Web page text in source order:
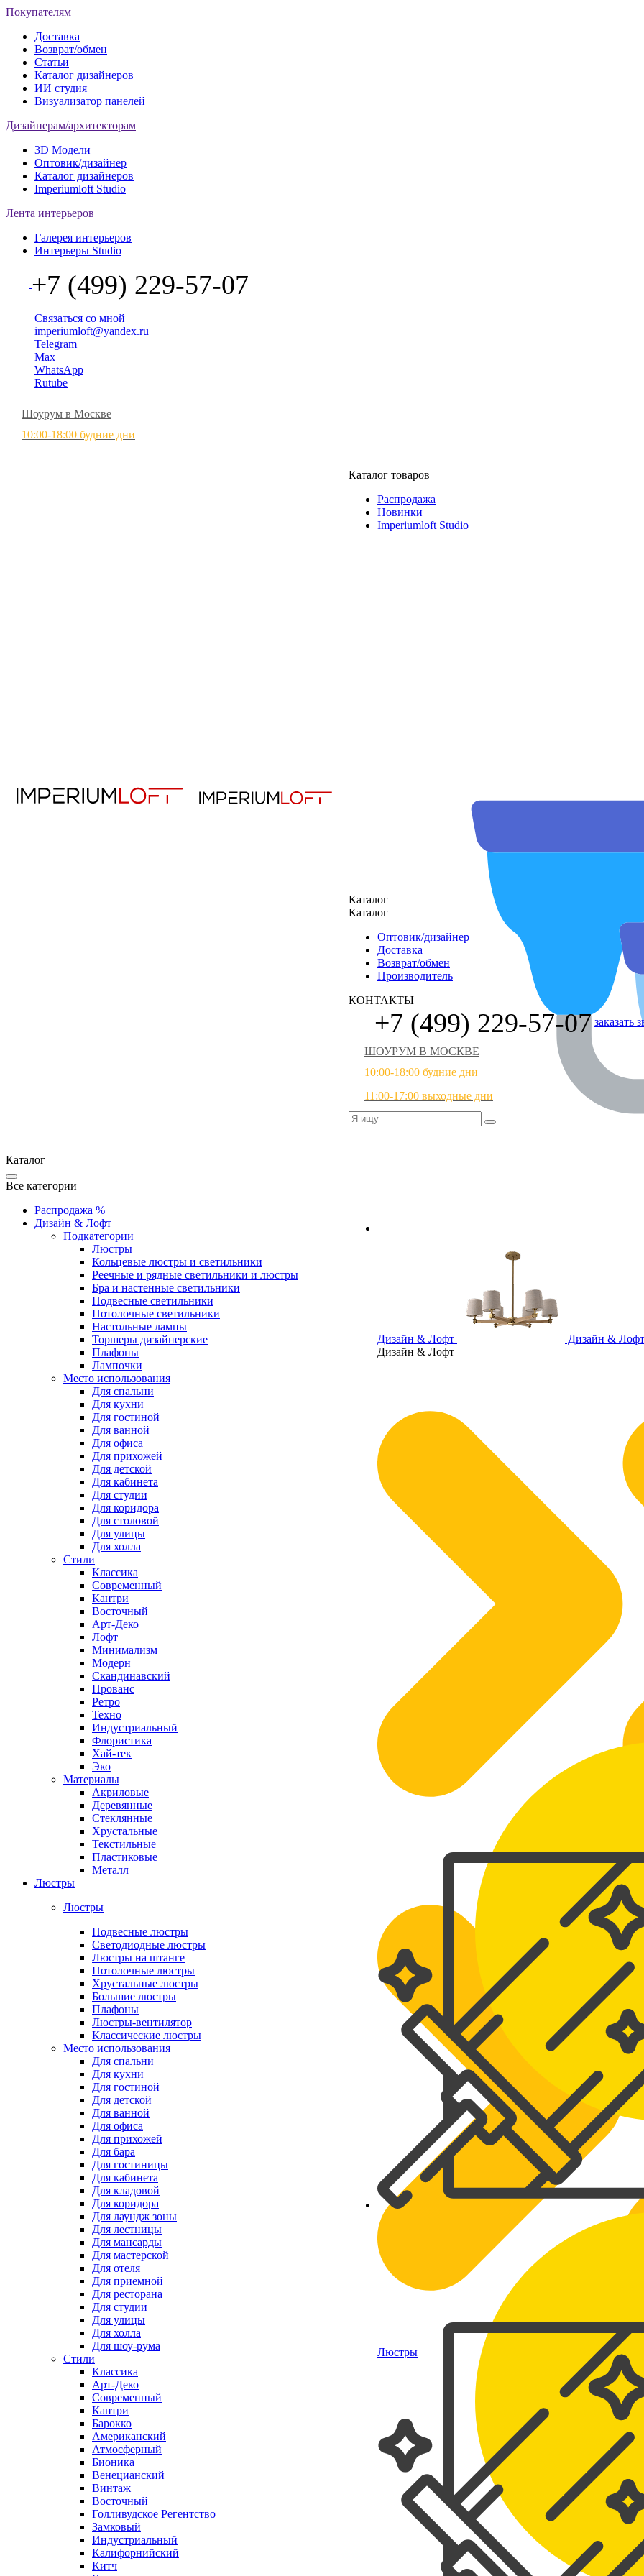
Покупателям
Доставка
Возврат/обмен
Статьи
Каталог дизайнеров
ИИ студия
Визуализатор панелей
Дизайнерам/архитекторам
3D Модели
Оптовик/дизайнер
Каталог дизайнеров
Imperiumloft Studio
Лента интерьеров
Галерея интерьеров
Интерьеры Studio
+7 (499) 229-57-07
Связаться со мной
imperiumloft@yandex.ru
Telegram
Max
WhatsApp
Rutube
Шоурум в Москве
10:00-18:00 будние дни
Каталог товаров
Распродажа
Новинки
Imperiumloft Studio
Дизайн & Лофт
Дизайн & Лофт
Дизайн & Лофт
Люстры
Каталог
Каталог
Оптовик/дизайнер
Доставка
Возврат/обмен
Производитель
КОНТАКТЫ
+7 (499) 229-57-07 заказать
ШОУРУМ В МОСКВЕ
10:00-18:00 будние дни
11:00-17:00 выходные дни
Каталог
Все категории
Распродажа %
Дизайн & Лофт
Подкатегории
Люстры
Кольцевые люстры и светильники
Реечные и рядные светильники и люстры
Бра и настенные светильники
Подвесные светильники
Потолочные светильники
Настольные лампы
Торшеры дизайнерские
Плафоны
Лампочки
Место использования
Для спальни
Для кухни
Для гостиной
Для ванной
Для офиса
Для прихожей
Для детской
Для кабинета
Для студии
Для коридора
Для столовой
Для улицы
Для холла
Стили
Классика
Современный
Кантри
Восточный
Арт-Деко
Лофт
Минимализм
Модерн
Скандинавский
Прованс
Ретро
Техно
Индустриальный
Флористика
Хай-тек
Эко
Материалы
Акриловые
Деревянные
Стеклянные
Хрустальные
Текстильные
Пластиковые
Металл
Люстры
Люстры
Подвесные люстры
Светодиодные люстры
Люстры на штанге
Потолочные люстры
Хрустальные люстры
Большие люстры
Плафоны
Люстры-вентилятор
Классические люстры
Место использования
Для спальни
Для кухни
Для гостиной
Для детской
Для ванной
Для офиса
Для прихожей
Для бара
Для гостиницы
Для кабинета
Для кладовой
Для коридора
Для лаундж зоны
Для лестницы
Для мансарды
Для мастерской
Для отеля
Для приемной
Для ресторана
Для студии
Для улицы
Для холла
Для шоу-рума
Стили
Классика
Арт-Деко
Современный
Кантри
Барокко
Американский
Атмосферный
Бионика
Венецианский
Винтаж
Восточный
Голливудское Регентство
Замковый
Индустриальный
Калифорнийский
Китч